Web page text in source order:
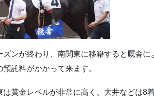
ズンが終わり、南関東に移籍すると厩舎
預託料がかかって来ます。
は賞金レベルが非常に高く、大井などは8